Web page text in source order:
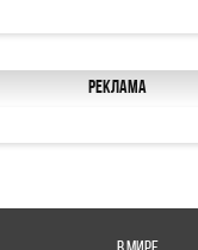
Реклама